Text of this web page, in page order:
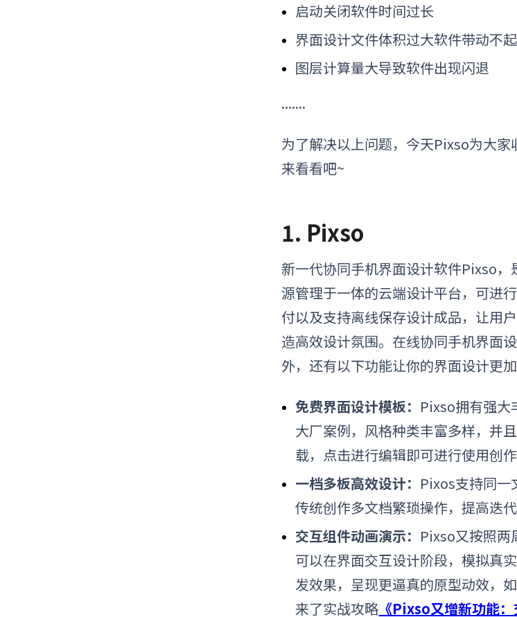
启动关闭软件时间过长
界面设计文件体积过大软件带动不起
图层计算量大导致软件出现闪退
.......
为了解决以上问题，今天Pixso为大家
来看看吧~
1. Pixso
新一代协同手机界面设计软件Pixso
源管理于一体的云端设计平台，可进
付以及支持离线保存设计成品，让用
造高效设计氛围。在线协同手机界面
外，还有以下功能让你的界面设计更加
免费界面设计模板： Pixso拥有强大
大厂案例，风格种类丰富多样，并
载，点击进行编辑即可进行使用创作
一档多板高效设计： Pixos支持同一
传统创作多文档繁琐操作，提高迭
交互组件动画演示： Pixso又按照两
可以在界面交互设计阶段，模拟真
发效果，呈现更逼真的原型动效，
来了实战攻略 《Pixso又增新功能